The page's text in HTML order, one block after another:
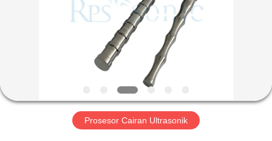
PRODUK
TUR
Prosesor Cairan Ultrasonik